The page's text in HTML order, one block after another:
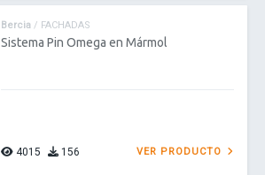
Bercia / FACHADAS
Sistema Pin Omega en Mármol
4015 156 VER PRODUCTO